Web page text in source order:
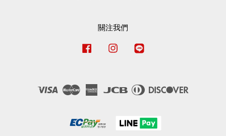
關注我們
Facebook Instagram
Visa Master
American
JCB
Diners